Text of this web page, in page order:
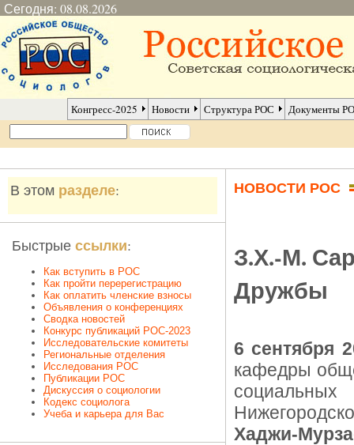
Сегодня: 08.08.2026
Конгресс-2025 Новости Структура РОС Документы
В этом разделе:
Быстрые ссылки:
Как вступить в РОС
Как пройти перерегистрацию
Как оплатить членские взносы
Объявления о конференциях
Сводка новостей
Конкурс публикаций РОС-2023
Исследовательские комитеты
Региональные отделения
Исследования РОС
Публикации РОС
Дискуссия о социологии
Кодекс социолога
Учеба и карьера для Вас
НОВОСТИ РОС
З.Х.-М.
Дружбы
6 сентября
кафедры
Хаджи-